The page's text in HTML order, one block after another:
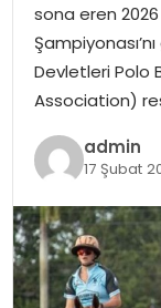
DÜNYA
OTOMOBIL
sona eren 2026
Devletleri Polo
Association)
admin
17 Şubat